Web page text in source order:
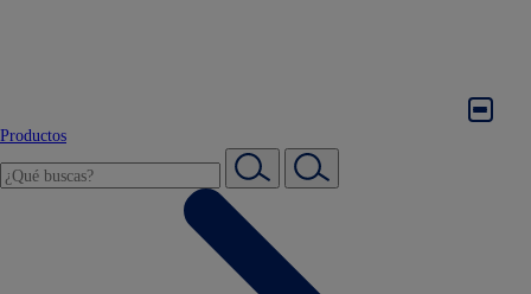
Productos